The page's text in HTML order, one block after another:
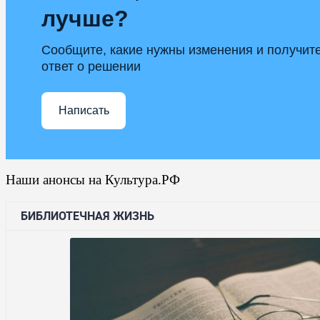
лучше?
Сообщите, какие нужны изменения и
ответ о решении
Написать
Наши анонсы на Культура.РФ